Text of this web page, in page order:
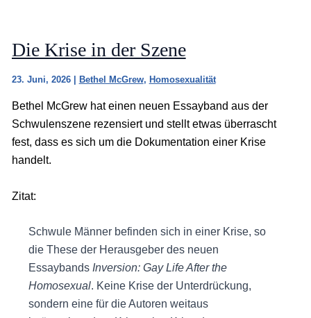
Die Krise in der Szene
23. Juni, 2026 Bethel McGrew, Homosexualität
Bethel McGrew hat einen neuen Essayband aus der
Schwulenszene rezensiert und stellt etwas überrascht
fest, dass es sich um die Dokumentation einer Krise
handelt.
Zitat:
Schwule Männer befinden sich in einer Krise, so
die These der Herausgeber des neuen
Essaybands Inversion: Gay Life After the
Homosexual. Keine Krise der Unterdrückung,
sondern eine für die Autoren weitaus